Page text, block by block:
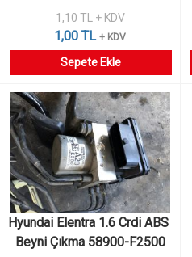
1,10 TL + KDV
1,00 TL + KDV
Sepete Ekle
Hyundai Elentra 1.6 Crdi ABS
Beyni Çıkma 58900-F2500